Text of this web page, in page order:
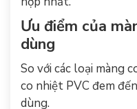
Ưu điểm của
dùng
So với các loại màng
co nhiệt PVC đem
dùng.